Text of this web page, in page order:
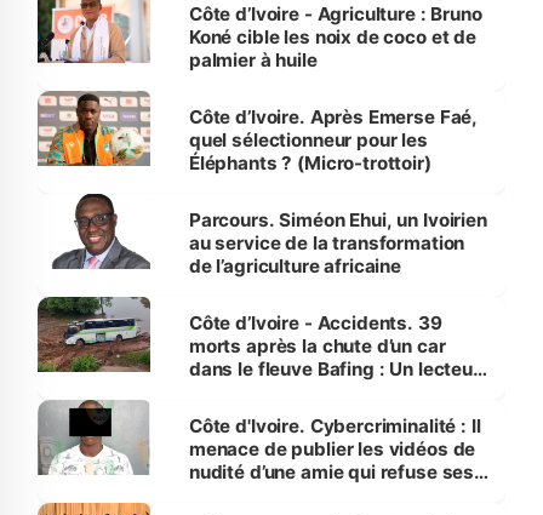
Côte d’Ivoire - Agriculture : Bruno
Koné cible les noix de coco et de
palmier à huile
Côte d’Ivoire. Après Emerse Faé,
quel sélectionneur pour les
Éléphants ? (Micro-trottoir)
Parcours. Siméon Ehui, un Ivoirien
au service de la transformation
de l’agriculture africaine
Côte d’Ivoire - Accidents. 39
morts après la chute d’un car
dans le fleuve Bafing : Un lecteur
des Transports
Côte d'Ivoire. Cybercriminalité : Il
menace de publier les vidéos de
nudité d’une amie qui refuse ses